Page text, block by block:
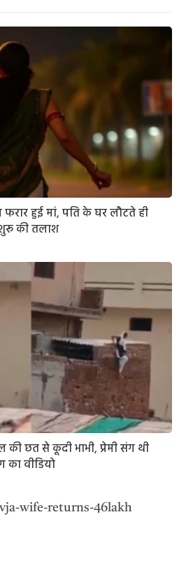
फरार हुई मां, पति के घर लौटते ही
की तलाश
छत से कूदी भाभी, प्रेमी संग थी
वीडियो